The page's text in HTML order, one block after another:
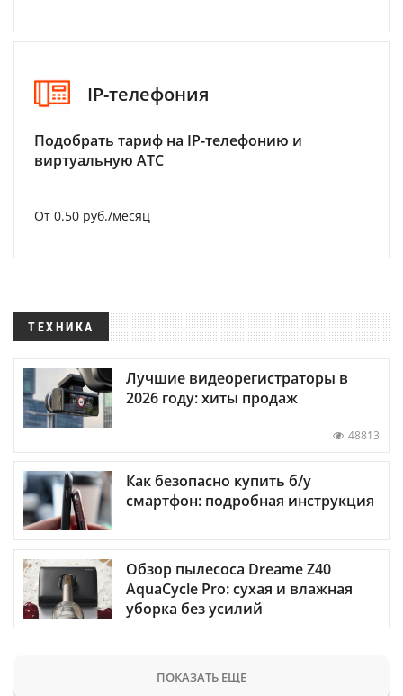
IP-телефония
Подобрать тариф на IP-телефонию и
виртуальную АТС
От 0.50 руб./месяц
ТЕХНИКА
Лучшие видеорегистраторы в
2026 году: хиты продаж
48813
Как безопасно купить б/у
смартфон: подробная инструкция
Обзор пылесоса Dreame Z40
AquaCycle Pro: сухая и влажная
уборка без усилий
ПОКАЗАТЬ ЕЩЕ